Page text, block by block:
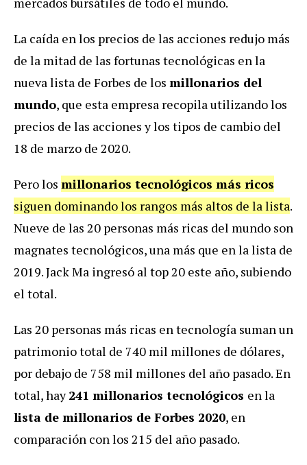
La caída en los precios de las acciones redujo más
de la mitad de las fortunas tecnológicas en la
nueva lista de Forbes de los millonarios del
mundo, que esta empresa recopila utilizando los
precios de las acciones y los tipos de cambio del
18 de marzo de 2020.
Pero los millonarios tecnológicos más ricos
siguen dominando los rangos más altos de la lista.
Nueve de las 20 personas más ricas del mundo son
magnates tecnológicos, una más que en la lista de
2019. Jack Ma ingresó al top 20 este año, subiendo
el total.
Las 20 personas más ricas en tecnología suman un
patrimonio total de 740 mil millones de dólares,
por debajo de 758 mil millones del año pasado. En
total, hay241 millonarios tecnológicos en la
lista de millonarios de Forbes 2020, en
comparación con los 215 del año pasado.